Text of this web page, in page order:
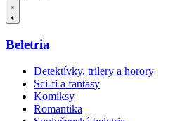
Beletria
Detektívky, trilery a horory
Sci-fi a fantasy
Komiksy
Romantika